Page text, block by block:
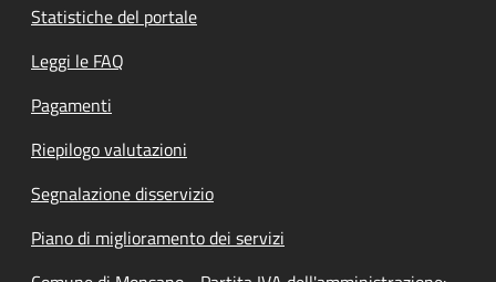
Statistiche del portale
Leggi le FAQ
Pagamenti
Riepilogo valutazioni
Segnalazione disservizio
Piano di miglioramento dei servizi